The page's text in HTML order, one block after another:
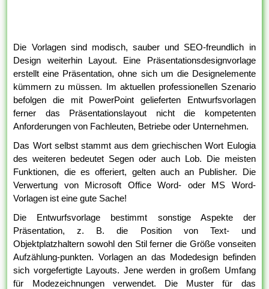
Die Vorlagen sind modisch, sauber und SEO-freundlich in
Design weiterhin Layout. Eine Präsentationsdesignvorlage
erstellt eine Präsentation, ohne sich um die Designelemente
kümmern zu müssen. Im aktuellen professionellen Szenario
befolgen die mit PowerPoint gelieferten Entwurfsvorlagen
ferner das Präsentationslayout nicht die kompetenten
Anforderungen von Fachleuten, Betriebe oder Unternehmen.
Das Wort selbst stammt aus dem griechischen Wort Eulogia
des weiteren bedeutet Segen oder auch Lob. Die meisten
Funktionen, die es offeriert, gelten auch an Publisher. Die
Verwertung von Microsoft Office Word- oder MS Word-
Vorlagen ist eine gute Sache!
Die Entwurfsvorlage bestimmt sonstige Aspekte der
Präsentation, z. B. die Position von Text- und
Objektplatzhaltern sowohl den Stil ferner die Größe vonseiten
Aufzählung-punkten. Vorlagen an das Modedesign befinden
sich vorgefertigte Layouts. Jene werden in großem Umfang
für Modezeichnungen verwendet. Die Muster für das